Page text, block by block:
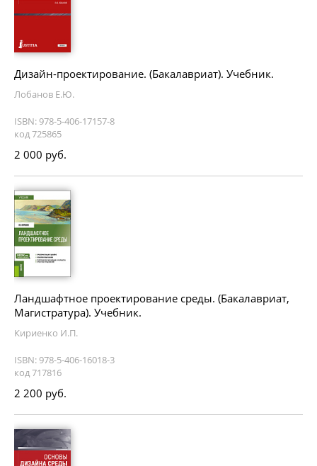
Дизайн-проектирование. (Бакалавриат). Учебник.
Лобанов Е.Ю.
ISBN: 978-5-406-17157-8
код 725865
2 000 руб.
Ландшафтное проектирование среды. (Бакалавриат,
Магистратура). Учебник.
Кириенко И.П.
ISBN: 978-5-406-16018-3
код 717816
2 200 руб.